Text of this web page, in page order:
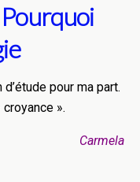
pour ma part.
».
Carmela